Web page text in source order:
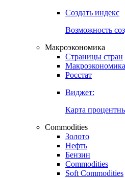
Создать индекс
Возможность
Макроэкономика
Страницы стран
Макроэкономика
Росстат
Виджет:
Карта
Commodities
Золото
Нефть
Бензин
Commodities
Soft Commodities